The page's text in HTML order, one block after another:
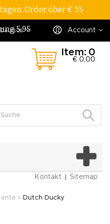
Order über € 35
5,95 Account
Deutsch
Item: 0
€ 0,00
Kontakt Sitemap
ente Dutch Ducky